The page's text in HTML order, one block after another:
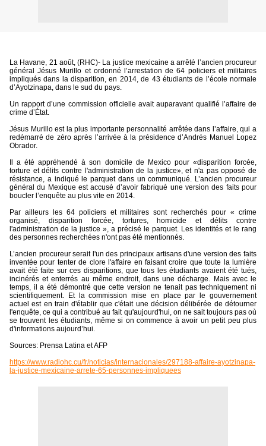
La Havane, 21 août, (RHC)- La justice mexicaine a arrêté l’ancien procureur
général Jésus Murillo et ordonné l’arrestation de 64 policiers et militaires
impliqués dans la disparition, en 2014, de 43 étudiants de l’école normale
d’Ayotzinapa, dans le sud du pays.
Un rapport d’une commission officielle avait auparavant qualifié l’affaire de
crime d’État.
Jésus Murillo est la plus importante personnalité arrêtée dans l’affaire, qui a
redémarré de zéro après l’arrivée à la présidence d’Andrés Manuel Lopez
Obrador.
Il a été appréhendé à son domicile de Mexico pour «disparition forcée,
torture et délits contre l'administration de la justice», et n'a pas opposé de
résistance, a indiqué le parquet dans un communiqué. L’ancien procureur
général du Mexique est accusé d’avoir fabriqué une version des faits pour
boucler l’enquête au plus vite en 2014.
Par ailleurs les 64 policiers et militaires sont recherchés pour « crime
organisé, disparition forcée, tortures, homicide et délits contre
l'administration de la justice », a précisé le parquet. Les identités et le rang
des personnes recherchées n'ont pas été mentionnés.
L’ancien procureur serait l'un des principaux artisans d'une version des faits
inventée pour tenter de clore l'affaire en faisant croire que toute la lumière
avait été faite sur ces disparitions, que tous les étudiants avaient été tués,
incinérés et enterrés au même endroit, dans une décharge. Mais avec le
temps, il a été démontré que cette version ne tenait pas techniquement ni
scientifiquement. Et la commission mise en place par le gouvernement
actuel est en train d'établir que c'était une décision délibérée de détourner
l'enquête, ce qui a contribué au fait qu'aujourd'hui, on ne sait toujours pas où
se trouvent les étudiants, même si on commence à avoir un petit peu plus
d'informations aujourd’hui.
Sources: Prensa Latina et AFP
https://www.radiohc.cu/fr/noticias/internacionales/297188-affaire-ayotzinapa-
la-justice-mexicaine-arrete-65-personnes-impliquees